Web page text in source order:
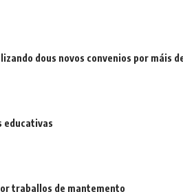
dous novos convenios por máis
educativas
traballos de mantemento